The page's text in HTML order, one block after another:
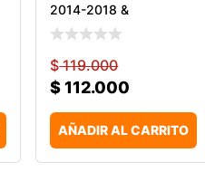
2014-2018 &
$119.000
$112.000
AÑADIR AL CARRITO